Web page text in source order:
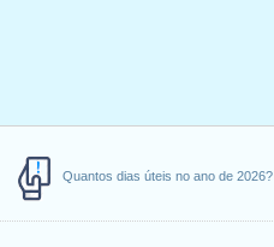
Quantos dias úteis no ano de 2026?